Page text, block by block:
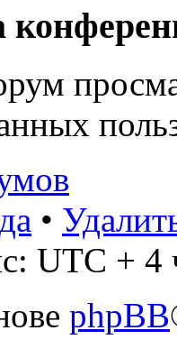
•
UTC + 4
phpBB